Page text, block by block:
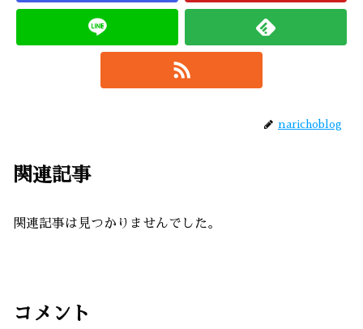
narichoblog
関連記事
関連記事は見つかりませんでした。
コメント